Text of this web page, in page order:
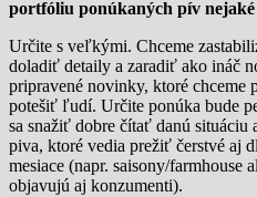
portfóliu ponúkaných pív nejaké
Určite s veľkými. Chceme
doladiť detaily a zaradiť ako ináč
pripravené novinky, ktoré chceme
potešiť ľudí. Určite ponúka bude
sa snažiť dobre čítať danú situáciu
piva, ktoré vedia prežiť čerstvé aj
mesiace (napr. saisony/farmhouse
objavujú aj konzumenti).